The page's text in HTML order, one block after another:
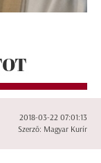
2018-03-22 07:01:13
Szerző: Magyar Kurír